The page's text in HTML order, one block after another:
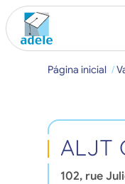
Página inicial
ALJT
102, rue